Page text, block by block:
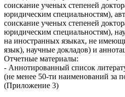
соискание ученых степеней
юридическим специальностям),
соискание ученых степеней
юридическим специальностям),
на иностранных языках, не
язык), научные докладов) и
Отчетные материалы:
- Аннотированный список
(не менее 50-ти наименований за
(Приложение 3)